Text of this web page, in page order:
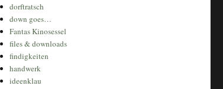
dorftratsch
down goes…
Fantas Kinosessel
files & downloads
findigkeiten
handwerk
ideenklau